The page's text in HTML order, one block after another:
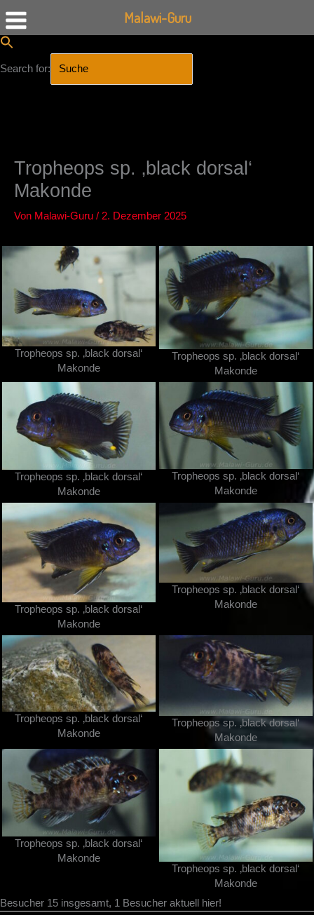
Search for:
Tropheops sp. ‚black dorsal‘
Makonde
Von Malawi-Guru / 2. Dezember 2025
Tropheops sp. ‚black dorsal‘
Makonde
Tropheops sp. ‚black dorsal‘
Makonde
Tropheops sp. ‚black dorsal‘
Makonde
Tropheops sp. ‚black dorsal‘
Makonde
Tropheops sp. ‚black dorsal‘
Makonde
Tropheops sp. ‚black dorsal‘
Makonde
Tropheops sp. ‚black dorsal‘
Makonde
Tropheops sp. ‚black dorsal‘
Makonde
Tropheops sp. ‚black dorsal‘
Makonde
Tropheops sp. ‚black dorsal‘
Makonde
Besucher 15 insgesamt, 1 Besucher aktuell hier!
Malawi-Guru